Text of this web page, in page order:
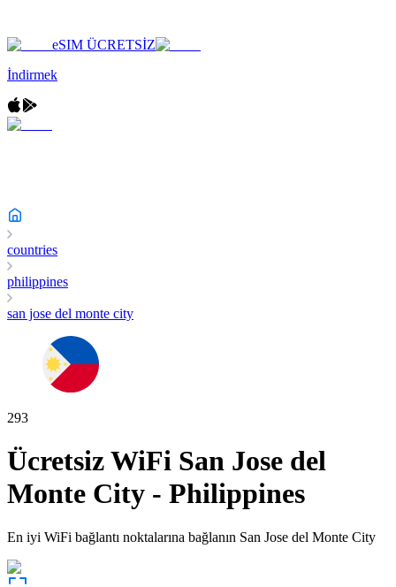
eSIM ÜCRETSİZ
İndirmek
countries
philippines
san jose del monte city
293
Ücretsiz WiFi San Jose del
Monte City - Philippines
En iyi WiFi bağlantı noktalarına bağlanın San Jose del Monte City